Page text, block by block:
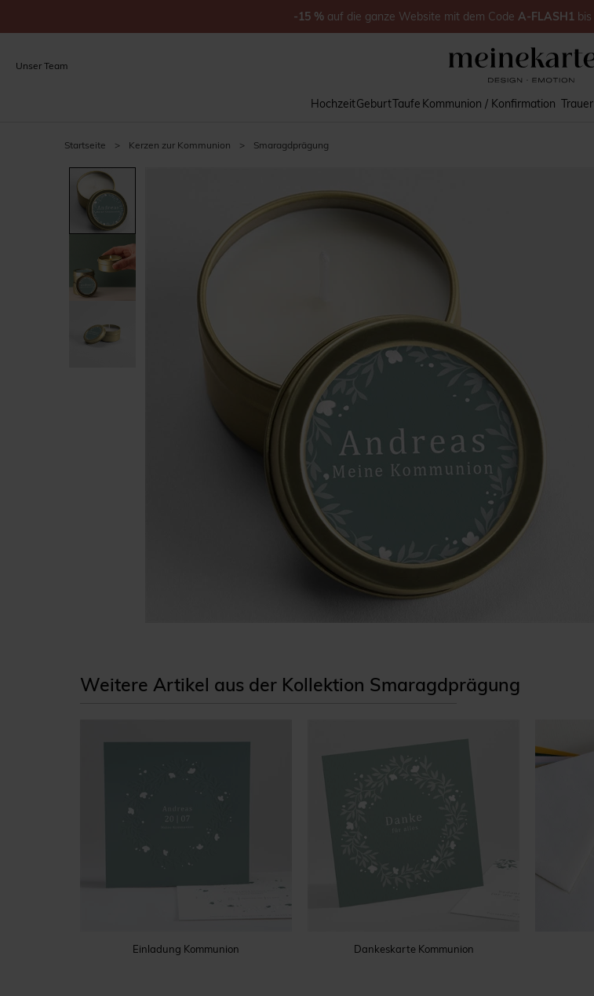
Unser Team
HochzeitGeburtTaufe Kommunion / Konfirmation Trauer
Startseite > Kerzen zur Kommunion > Smaragdprägung
Weitere Artikel aus der Kollektion Smaragdprägung
Einladung Kommunion Dankeskarte Kommunion
-15 % auf die ganze Website mit dem Code A-FLASH1 bis